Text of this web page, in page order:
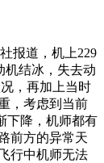
报道，机上229
机结冰，失去动
，再加上当时
，考虑到当前
下降，机师都有
前方的异常天
行中机师无法